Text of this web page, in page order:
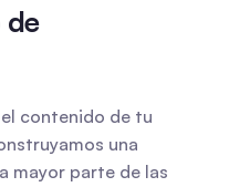
de
contenido de tu
una
mayor parte de las